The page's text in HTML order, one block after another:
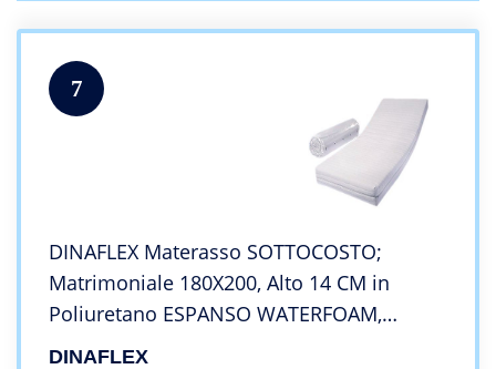
7
DINAFLEX Materasso SOTTOCOSTO;
Matrimoniale 180X200, Alto 14 CM in
Poliuretano ESPANSO WATERFOAM,
Ortopedico Anallergico E ANTIACARO,
DINAFLEX